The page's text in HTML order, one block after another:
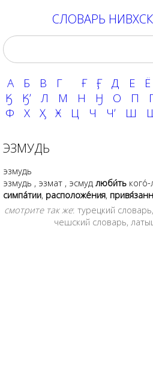
СЛОВАРЬ
А Б В Г Ғ Ӻ Д Е Ё
Ӄ
Ӄʼ Л М Н Ӈ О П
Ф
Х Ӽ Ӿ Ц Ч Чʼ Ш
ЭЗМУДЬ
эзмудь
эзмудь , эзмат , эсмуд люби́ть кого́-
симпа́тии, расположе́ния,
смотрите так же: турецкий словарь
чешский словарь,